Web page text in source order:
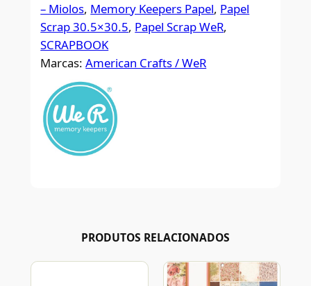
– Miolos, Memory Keepers Papel, Papel
Scrap 30.5×30.5, Papel Scrap WeR
SCRAPBOOK
Marcas:American Crafts / WeR
PRODUTOS RELACIONADOS